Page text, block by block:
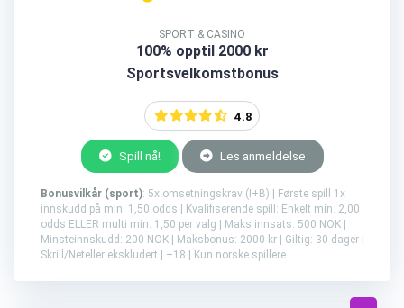
SPORT & CASINO
100% opptil 2000 kr
Sportsvelkomstbonus
4.8
Spill nå! Les anmeldelse
Bonusvilkår (sport): 5x omsetningskrav (I+B) | Første spill 1x
innskudd på min. 1,50 odds | Kvalifiserende spill: Enkelt min. 2,00
odds ELLER multi min. 1,50 per valg | Maks innsats: 500 NOK |
Minsteinnskudd: 200 NOK | Maksbonus: 2000 kr | Giltig: 30 dager |
Skrill/Neteller ekskludert | +18 | Kun norske spillere.